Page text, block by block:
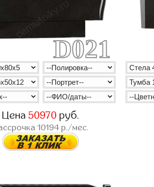
D021
Цена 50970 руб.
10194р./мес.